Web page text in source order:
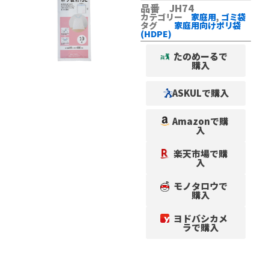
品番 JH74
カテゴリー 家庭用, ゴミ袋
タグ 家庭用向けポリ袋
(HDPE)
たのめーるで
購入
ASKULで購入
Amazonで購
入
楽天市場で購
入
モノタロウで
購入
ヨドバシカメ
ラで購入